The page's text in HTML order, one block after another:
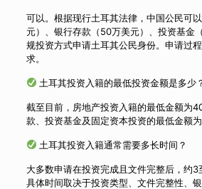
可以。根据现行土耳其法律，中国公民可
元）、银行存款（50万美元）、投资基金
规投资方式申请土耳其公民身份。申请过
求。
土耳其投资入籍的最低投资金额是多少
截至目前，房地产投资入籍的最低金额为
款、投资基金及固定资本投资的最低金额
土耳其投资入籍通常需要多长时间？
大多数申请在投资完成且文件完整后，约3
具体时间取决于投资类型、文件完整性、